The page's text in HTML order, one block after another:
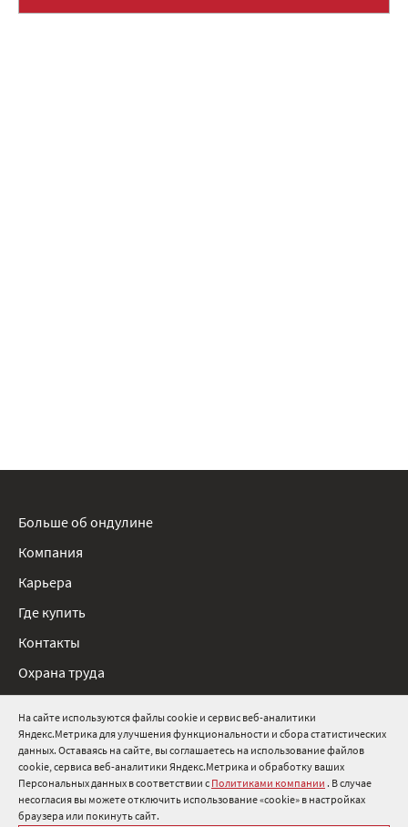
На сайте используются файлы cookie и сервис веб-аналитики
Яндекс.Метрика для улучшения функциональности и сбора статистических
данных. Оставаясь на сайте, вы соглашаетесь на использование файлов
cookie, сервиса веб-аналитики Яндекс.Метрика и обработку ваших
Персональных данных в соответствии с Политиками компании . В случае
несогласия вы можете отключить использование «cookie» в настройках
браузера или покинуть сайт.
8 800 511 91 82
info@onduline.ru
Россия Беларусь Казахстан
Больше об ондулине
Компания
Карьера
Где купить
Контакты
Охрана труда